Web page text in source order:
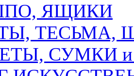
ЯЩИКИ
ТЕСЬМА,
СУМКИ